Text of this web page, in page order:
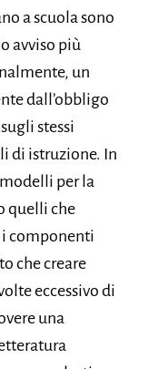
a scuola sono
avviso più
un
dall’obbligo
stessi
di istruzione. In
per la
quelli che
componenti
che creare
eccessivo di
una